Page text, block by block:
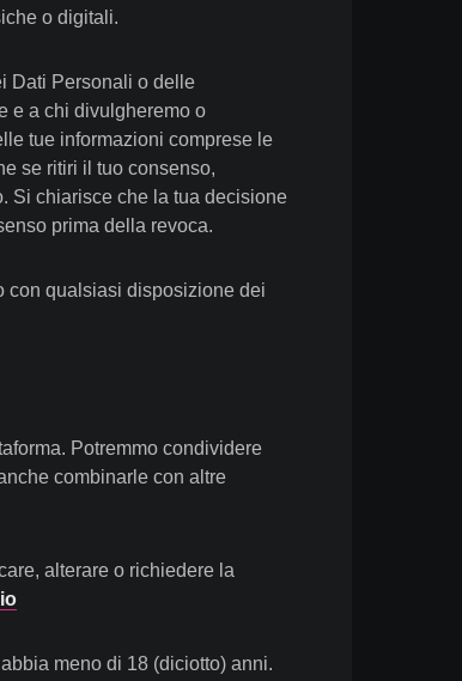
o digitali.
Dati Personali o delle
e a chi divulgheremo o
tue informazioni comprese le
se ritiri il tuo consenso,
Si chiarisce che la tua decisione
prima della revoca.
con qualsiasi disposizione dei
Potremmo condividere
combinarle con altre
alterare o richiedere la
meno di 18 (diciotto) anni.